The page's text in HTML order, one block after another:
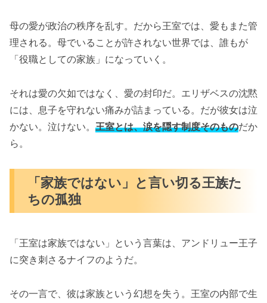
母の愛が政治の秩序を乱す。だから王室では、愛もまた管
理される。母でいることが許されない世界では、誰もが
「役職としての家族」になっていく。
それは愛の欠如ではなく、愛の封印だ。エリザベスの沈黙
には、息子を守れない痛みが詰まっている。だが彼女は泣
かない。泣けない。 王室とは、涙を隠す制度そのものだか
ら。
「家族ではない」と言い切る王族た
ちの孤独
「王室は家族ではない」という言葉は、アンドリュー王子
に突き刺さるナイフのようだ。
その一言で、彼は家族という幻想を失う。王室の内部で生